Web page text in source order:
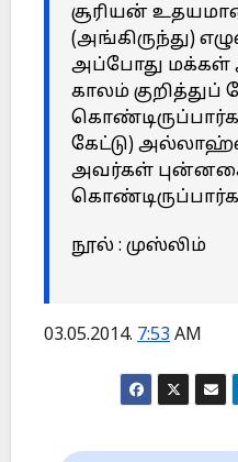
சூரியன்
(அங்கிருந்து)
அப்போது மக்கள்
காலம் குறித்துப்
கேட்டு)
அவர்கள்
நூல் : முஸ்லிம்
03.05.2014. 7:53 AM